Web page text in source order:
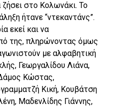
ζήσει στο Κολωνάκι. Το
ήτανε “ντεκαντάνς”.
εκεί και να
της, πληρώνοντας όμως
με αλφαβητική
Γεωργαλίδου Λιάνα,
Κώστας,
Κική, Κουβάτση
Μαδενλίδης Γιάννης,